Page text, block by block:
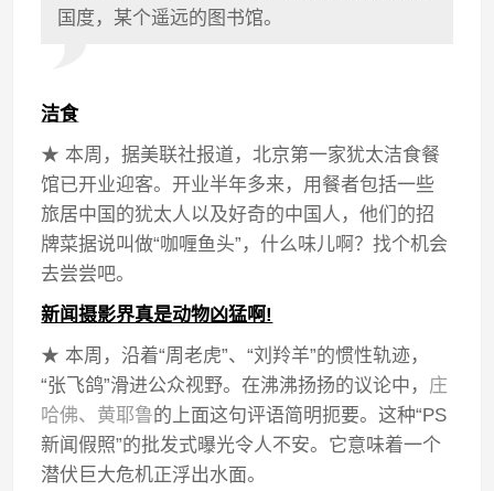
国度，某个遥远的图书馆。
洁食
★ 本周，据美联社报道，北京第一家犹太洁食餐
馆已开业迎客。开业半年多来，用餐者包括一些
旅居中国的犹太人以及好奇的中国人，他们的招
牌菜据说叫做“咖喱鱼头”，什么味儿啊？找个机会
去尝尝吧。
新闻摄影界真是动物凶猛啊!
★ 本周，沿着“周老虎”、“刘羚羊”的惯性轨迹，
“张飞鸽”滑进公众视野。在沸沸扬扬的议论中， 庄
哈佛、黄耶鲁的上面这句评语简明扼要。这种“PS
新闻假照”的批发式曝光令人不安。它意味着一个
潜伏巨大危机正浮出水面。